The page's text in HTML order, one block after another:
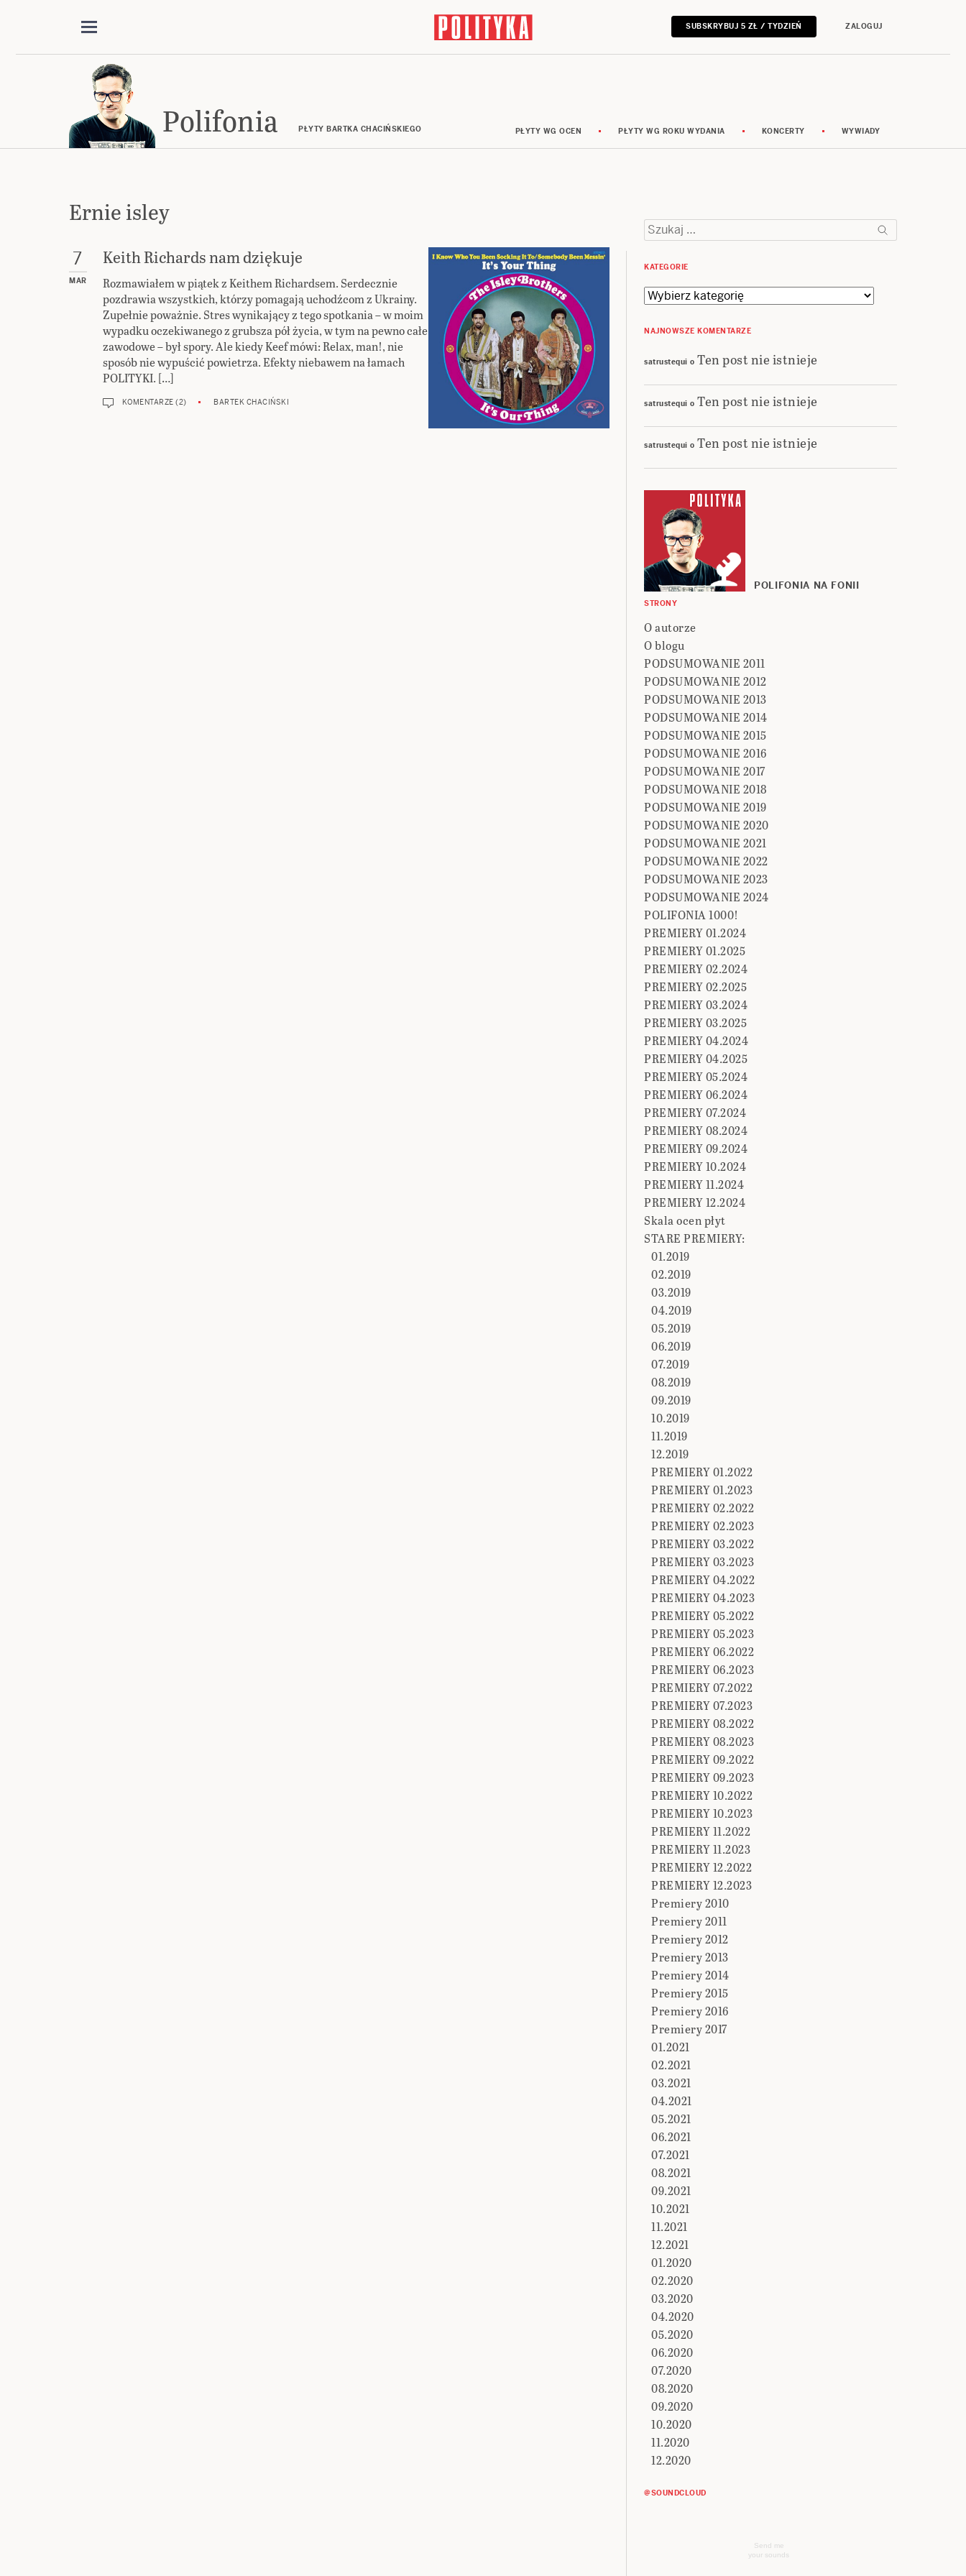
SUBSKRYBUJ 5 ZŁ / TYDZIEŃ ZALOGUJ
Polifonia PŁYTY BARTKA CHACIŃSKIEGO PŁYTY WG OCEN PŁYTY WG ROKU WYDANIA KONCERTY WYWIADY
Ernie isley
7
MAR
Keith Richards nam dziękuje
Rozmawiałem w piątek z Keithem Richardsem. Serdecznie
pozdrawia wszystkich, którzy pomagają uchodźcom z Ukrainy.
Zupełnie poważnie. Stres wynikający z tego spotkania – w moim
wypadku oczekiwanego z grubsza pół życia, w tym na pewno całe
zawodowe – był spory. Ale kiedy Keef mówi: Relax, man!, nie
sposób nie wypuścić powietrza. Efekty niebawem na łamach
POLITYKI. […]
KOMENTARZE (2) BARTEK CHACIŃSKI
Szukaj:
KATEGORIE
Kategorie
NAJNOWSZE KOMENTARZE
satrustequi o Ten post nie istnieje
satrustequi o Ten post nie istnieje
satrustequi o Ten post nie istnieje
POLIFONIA NA FONII
STRONY
O autorze
O blogu
PODSUMOWANIE 2011
PODSUMOWANIE 2012
PODSUMOWANIE 2013
PODSUMOWANIE 2014
PODSUMOWANIE 2015
PODSUMOWANIE 2016
PODSUMOWANIE 2017
PODSUMOWANIE 2018
PODSUMOWANIE 2019
PODSUMOWANIE 2020
PODSUMOWANIE 2021
PODSUMOWANIE 2022
PODSUMOWANIE 2023
PODSUMOWANIE 2024
POLIFONIA 1000!
PREMIERY 01.2024
PREMIERY 01.2025
PREMIERY 02.2024
PREMIERY 02.2025
PREMIERY 03.2024
PREMIERY 03.2025
PREMIERY 04.2024
PREMIERY 04.2025
PREMIERY 05.2024
PREMIERY 06.2024
PREMIERY 07.2024
PREMIERY 08.2024
PREMIERY 09.2024
PREMIERY 10.2024
PREMIERY 11.2024
PREMIERY 12.2024
Skala ocen płyt
STARE PREMIERY:
01.2019
02.2019
03.2019
04.2019
05.2019
06.2019
07.2019
08.2019
09.2019
10.2019
11.2019
12.2019
PREMIERY 01.2022
PREMIERY 01.2023
PREMIERY 02.2022
PREMIERY 02.2023
PREMIERY 03.2022
PREMIERY 03.2023
PREMIERY 04.2022
PREMIERY 04.2023
PREMIERY 05.2022
PREMIERY 05.2023
PREMIERY 06.2022
PREMIERY 06.2023
PREMIERY 07.2022
PREMIERY 07.2023
PREMIERY 08.2022
PREMIERY 08.2023
PREMIERY 09.2022
PREMIERY 09.2023
PREMIERY 10.2022
PREMIERY 10.2023
PREMIERY 11.2022
PREMIERY 11.2023
PREMIERY 12.2022
PREMIERY 12.2023
Premiery 2010
Premiery 2011
Premiery 2012
Premiery 2013
Premiery 2014
Premiery 2015
Premiery 2016
Premiery 2017
01.2021
02.2021
03.2021
04.2021
05.2021
06.2021
07.2021
08.2021
09.2021
10.2021
11.2021
12.2021
01.2020
02.2020
03.2020
04.2020
05.2020
06.2020
07.2020
08.2020
09.2020
10.2020
11.2020
12.2020
@SOUNDCLOUD
Send me
your sounds